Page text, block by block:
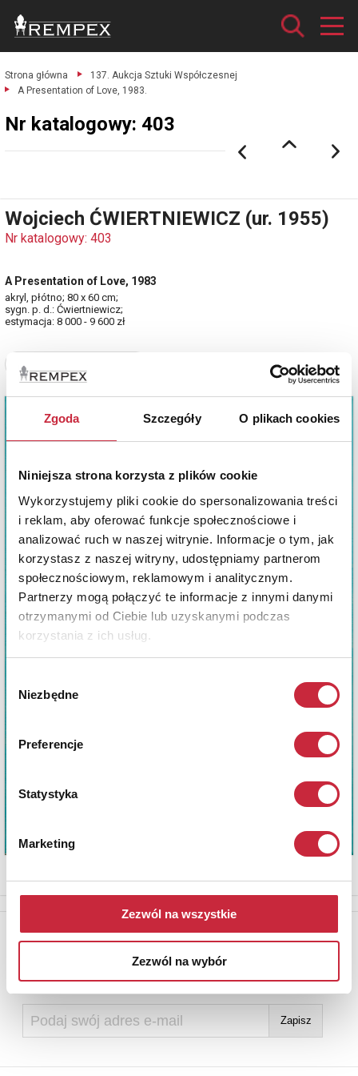
Zgoda Szczegóły O plikach cookies
Niniejsza strona korzysta z plików cookie
Wykorzystujemy pliki cookie do spersonalizowania treści
i reklam, aby oferować funkcje społecznościowe i
analizować ruch w naszej witrynie. Informacje o tym, jak
korzystasz z naszej witryny, udostępniamy partnerom
społecznościowym, reklamowym i analitycznym.
Partnerzy mogą połączyć te informacje z innymi danymi
otrzymanymi od Ciebie lub uzyskanymi podczas
korzystania z ich usług.
zgody
Niezbędne
Preferencje
Statystyka
Marketing
Zezwól na wszystkie
Zezwól na wybór
Strona główna
137. Aukcja Sztuki Współczesnej
A Presentation of Love, 1983.
Nr katalogowy: 403
Wojciech ĆWIERTNIEWICZ (ur. 1955)
Nr katalogowy: 403
A Presentation of Love, 1983
akryl, płótno; 80 x 60 cm;
sygn. p. d.: Ćwiertniewicz;
estymacja: 8 000 - 9 600 zł
Zobacz pełne informacje
Newsletter
Aby otrzymywać informacje o nowych aukcjach, prosimy podać